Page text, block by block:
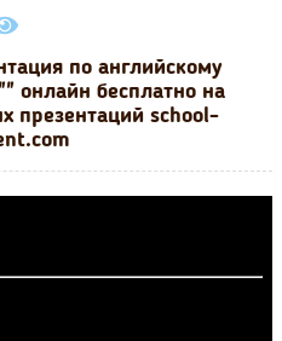
по английскому
онлайн бесплатно на
презентаций school-